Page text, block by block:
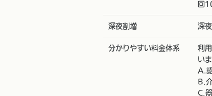
回
深夜割増 深
分かりやすい料金体系
利
い
A.
B.
C.